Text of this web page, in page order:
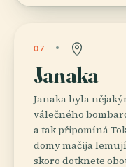
07
Janaka
Janaka byla
válečného
a tak připomíná
domy mačija
skoro dotknete